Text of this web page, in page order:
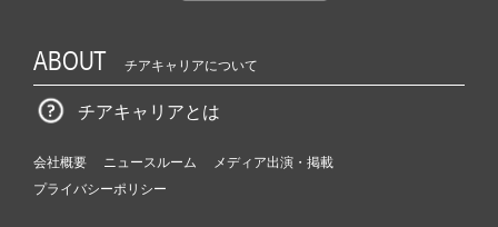
ABOUT チアキャリアについて
チアキャリアとは
会社概要 ニュースルーム
メディア出演・掲載
プライバシーポリシー